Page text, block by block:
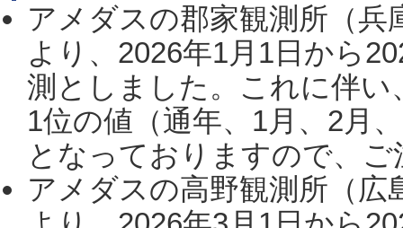
アメダスの郡家観測所（
より、2026年1月1日から
測としました。これに伴い
1位の値（通年、1月、2月
となっておりますので、
アメダスの高野観測所（